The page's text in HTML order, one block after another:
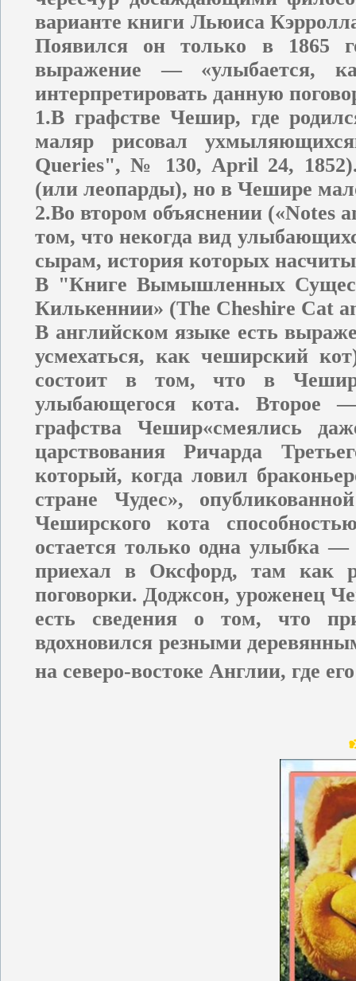
варианте книги Льюиса
Появился он только в 1865
выражение — «улыбается,
интерпретировать данную
1.В графстве Чешир, где
маляр рисовал ухмыляющихся
Queries", № 130, April 24,
(или леопарды), но в Чешире
2.Во втором объяснении («Notes
том, что некогда вид
сырам, история которых
В "Книге Вымышленных
Килькеннии» (The Cheshire Cat
В английском языке есть
усмехаться, как чеширский
состоит в том, что в
улыбающегося кота. Второе
графства Чешир«смеялись
царствования Ричарда
который, когда ловил
стране Чудес»,
Чеширского кота
остается только одна улыбка —
приехал в Оксфорд, там как
поговорки. Доджсон, уроженец
есть сведения о том, что
вдохновился резными
на северо-востоке Англии, где